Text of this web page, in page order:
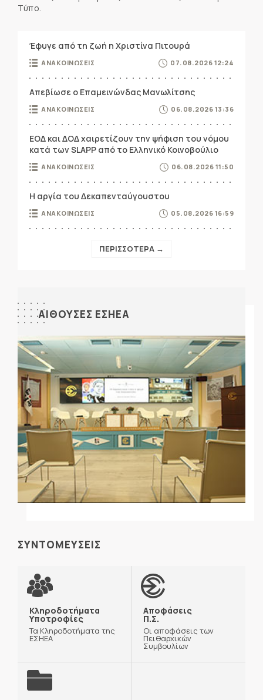
Τύπο.
Έφυγε από τη ζωή η Χριστίνα Πιτουρά
ΑΝΑΚΟΙΝΩΣΕΙΣ 07.08.2026 12:24
Απεβίωσε ο Επαμεινώνδας Μανωλίτσης
ΑΝΑΚΟΙΝΩΣΕΙΣ 06.08.2026 13:36
ΕΟΔ και ΔΟΔ χαιρετίζουν την ψήφιση του νόμου
κατά των SLAPP από το Ελληνικό Κοινοβούλιο
ΑΝΑΚΟΙΝΩΣΕΙΣ 06.08.2026 11:50
Η αργία του Δεκαπενταύγουστου
ΑΝΑΚΟΙΝΩΣΕΙΣ 05.08.2026 16:59
ΠΕΡΙΣΣΟΤΕΡΑ →
ΑΙΘΟΥΣΕΣ ΕΣΗΕΑ
ΣΥΝΤΟΜΕΥΣΕΙΣ
Κληροδοτήματα
Υποτροφίες
Τα Κληροδοτήματα της
ΕΣΗΕΑ
Αποφάσεις
Π.Σ.
Οι αποφάσεις των
Πειθαρχικών
Συμβουλίων